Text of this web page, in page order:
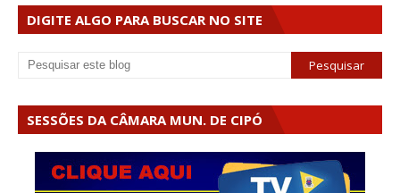
DIGITE ALGO PARA BUSCAR NO SITE
SESSÕES DA CÂMARA MUN. DE CIPÓ